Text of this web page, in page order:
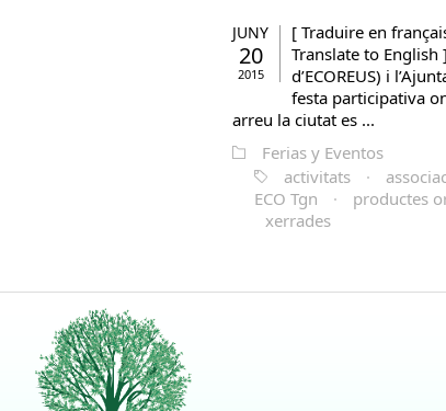
JUNY
20
2015
[ Traduire en
Translate to English
d’ECOREUS) i
festa participativa
arreu la ciutat es ...
Ferias y Eventos
activitats
·
ECO Tgn
· productes
xerrades